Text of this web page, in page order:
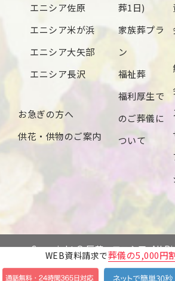
WEB資料請求で葬儀の5,000円
エニシア佐原
エニシア米が浜
エニシア大矢部
エニシア長沢
お急ぎの方へ
供花・供物のご案内
葬1日)
家族葬プラ
ン
福祉葬
福利厚生で
のご葬儀に
ついて
Copyright © 辰若・エニシア. All